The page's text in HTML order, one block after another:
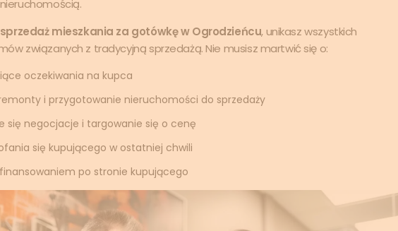
sprzedaż mieszkania za gotówkę w Ogrodzieńcu, unikasz wszystkich
związanych z tradycyjną sprzedażą. Nie musisz martwić się o:
oczekiwania na kupca
i przygotowanie nieruchomości do sprzedaży
się negocjacje i targowanie się o cenę
się kupującego w ostatniej chwili
po stronie kupującego